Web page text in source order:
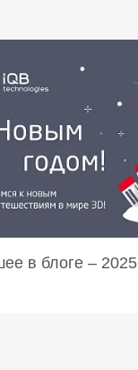
в блоге – 2025